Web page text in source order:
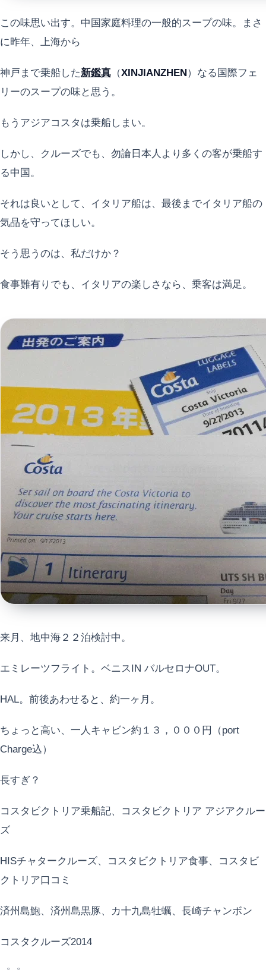
この味思い出す。中国家庭料理の一般的スープの味。まさ
に昨年、上海から
神戸まで乗船した新鑑真 （XINJIANZHEN）なる国際フェ
リーのスープの味と思う。
もうアジアコスタは乗船しまい。
しかし、クルーズでも、勿論日本人より多くの客が乗船す
る中国。
それは良いとして、イタリア船は、最後までイタリア船の
気品を守ってほしい。
そう思うのは、私だけか？
食事難有りでも、イタリアの楽しさなら、乗客は満足。
来月、地中海２２泊検討中。
エミレーツフライト。ベニスIN バルセロナOUT。
HAL。前後あわせると、約一ヶ月。
ちょっと高い、一人キャビン約１３，０００円（port
Charge込）
長すぎ？
コスタビクトリア乗船記、コスタビクトリア アジアクルー
ズ
HISチャタークルーズ、コスタビクトリア食事、コスタビ
クトリア口コミ
済州島鮑、済州島黒豚、カ十九島牡蠣、長崎チャンボン
コスタクルーズ2014
゜゜